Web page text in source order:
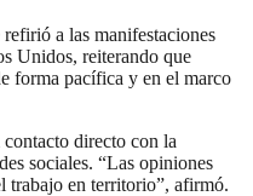
a las manifestaciones
Unidos, reiterando que
forma pacífica y en el marco
directo con la
sociales. “Las opiniones
trabajo en territorio”, afirmó.